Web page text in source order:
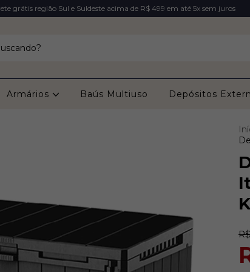
grátis região Sul e Suldeste acima de R$ 499 em até 5x sem juros
Armários Baús Multiuso Depósitos